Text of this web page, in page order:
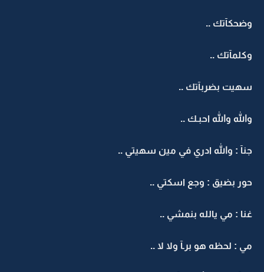
وضحكآتك ..
وكلمآتك ..
سهيت بضربآتك ..
والله والله احبـك ..
جنآ : والله ادري في مين سهيتي ..
حور بضيق : وجع اسكتي ..
غنا : مي يالله بنمشي ..
مي : لحظه هو برـآ ولا لا ..